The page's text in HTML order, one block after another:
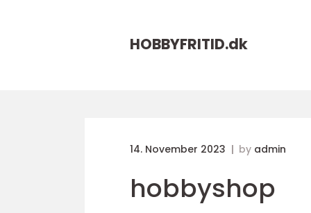
HOBBYFRITID.dk
14. November 2023 by admin
hobbyshop